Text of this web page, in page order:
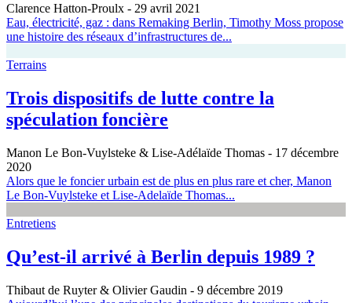
Clarence Hatton-Proulx - 29 avril 2021
Eau, électricité, gaz : dans Remaking Berlin, Timothy Moss propose
une histoire des réseaux d’infrastructures de...
Terrains
Trois dispositifs de lutte contre la
spéculation foncière
Manon Le Bon-Vuylsteke & Lise-Adélaïde Thomas - 17 décembre
2020
Alors que le foncier urbain est de plus en plus rare et cher, Manon
Le Bon-Vuylsteke et Lise-Adelaïde Thomas...
Entretiens
Qu’est-il arrivé à Berlin depuis 1989 ?
Thibaut de Ruyter & Olivier Gaudin - 9 décembre 2019